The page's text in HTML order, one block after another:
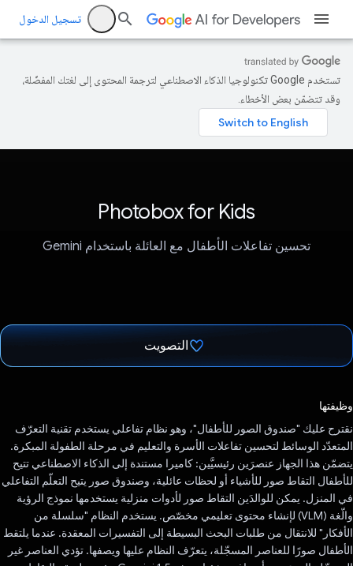
تسجيل الدخول
تستخدم Google تكنولوجيا الذكاء الاصطناعي لترجمة المحتوى إلى لغتك المفضّلة،
وقد تتضمّن بعض الأخطاء.
Photobox for Kids
تحسين تفاعلات الأطفال مع العائلة باستخدام Gemini
التصويت
وظيفتها
نقترح عليك "صندوق الصور للأطفال"، وهو نظام تفاعلي يستخدم تقنية التعرّف
المتعدّد الوسائط لتحسين تفاعلات الأسرة والتعليم في مرحلة الطفولة المبكرة.
يتضمّن هذا الجهاز عنصرَين رئيسيَّين: كاميرا مستندة إلى الذكاء الاصطناعي تتيح
للأطفال التقاط صور للأشياء أو لحظات عائلية، وصندوق صور يتيح التعلّم التفاعلي
في المنزل. يمكن للوالدَين التقاط صور لأدوات منزلية يستخدمها نموذج الرؤية
والّغة (VLM) لإنشاء محتوى تعليمي مخصّص. يستخدم النظام "سلسلة من
الأفكار" للانتقال من طلبات البحث البسيطة إلى التفسيرات المعقدة. عندما يلتقط
الأطفال صورًا للعناصر المسجّلة، يتعرّف النظام عليها ويصفها. تؤدي العناصر غير